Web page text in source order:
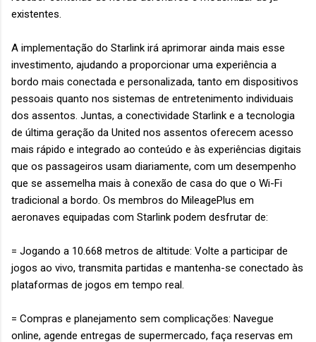
existentes.
A implementação do Starlink irá aprimorar ainda mais esse
investimento, ajudando a proporcionar uma experiência a
bordo mais conectada e personalizada, tanto em dispositivos
pessoais quanto nos sistemas de entretenimento individuais
dos assentos. Juntas, a conectividade Starlink e a tecnologia
de última geração da United nos assentos oferecem acesso
mais rápido e integrado ao conteúdo e às experiências digitais
que os passageiros usam diariamente, com um desempenho
que se assemelha mais à conexão de casa do que o Wi-Fi
tradicional a bordo. Os membros do MileagePlus em
aeronaves equipadas com Starlink podem desfrutar de:
= Jogando a 10.668 metros de altitude: Volte a participar de
jogos ao vivo, transmita partidas e mantenha-se conectado às
plataformas de jogos em tempo real.
= Compras e planejamento sem complicações: Navegue
online, agende entregas de supermercado, faça reservas em